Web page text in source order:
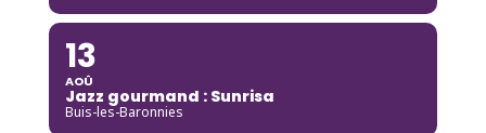
13
AOÛ
Jazz gourmand : Sunrisa
Buis-les-Baronnies